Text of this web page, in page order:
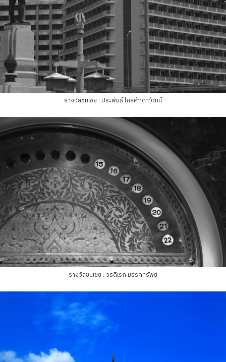
รางวัลชมเชย : ประพันธ์ ไกรศักดาวัฒน์
รางวัลชมเชย : วรดิเรก มรรคทรัพย์